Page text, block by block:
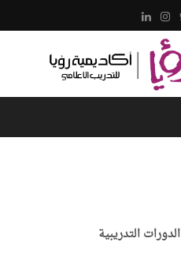
الدورات التدريبية